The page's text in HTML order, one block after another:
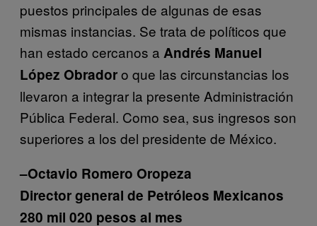
puestos principales de algunas de esas
mismas instancias. Se trata de políticos que
han estado cercanos a Andrés Manuel
López Obradoro que las circunstancias los
llevaron a integrar la presente Administración
Pública Federal. Como sea, sus ingresos son
superiores a los del presidente de México.
–Octavio Romero Oropeza
Director general de Petróleos Mexicanos
280 mil 020 pesos al mes